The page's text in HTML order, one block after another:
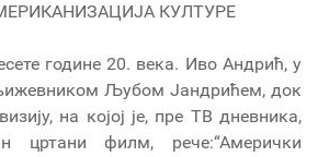
КУЛТУРЕ
године 20. века. Иво Андрић, у
Љубом Јандрићем, док
на којој је, пре ТВ дневника,
цртани филм, рече:“Амерички